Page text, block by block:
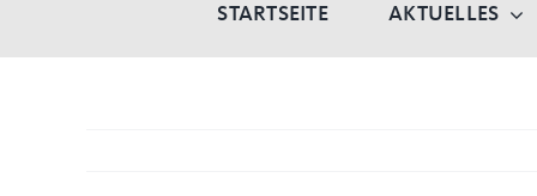
STARTSEITE AKTUELLES